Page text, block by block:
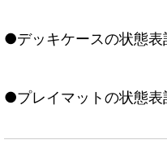
●デッキケースの状態表
●プレイマットの状態表